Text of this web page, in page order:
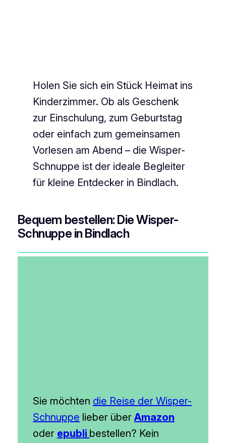
Holen Sie sich ein Stück Heimat ins
Kinderzimmer. Ob als Geschenk
zur Einschulung, zum Geburtstag
oder einfach zum gemeinsamen
Vorlesen am Abend – die Wisper-
Schnuppe ist der ideale Begleiter
für kleine Entdecker in Bindlach.
Bequem bestellen: Die Wisper-
Schnuppe in Bindlach
Sie möchten die Reise der Wisper-
Schnuppe lieber überAmazon
oder epubli bestellen? Kein